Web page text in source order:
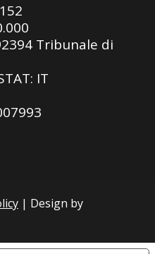
Tribunale di
IT
| Design by